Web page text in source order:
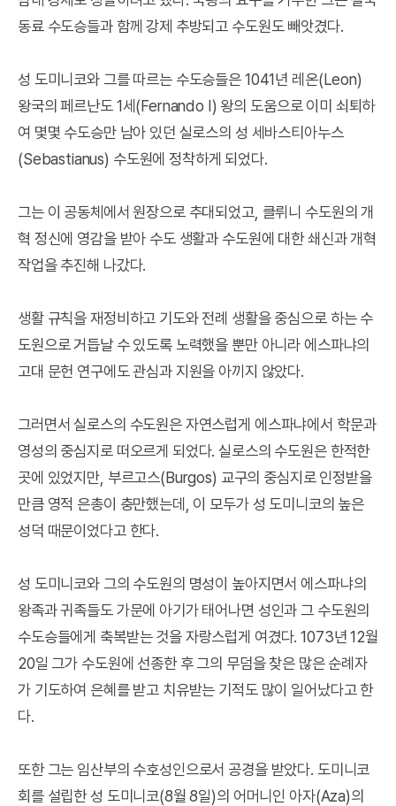
동료 수도승들과 함께 강제 추방되고 수도원도 빼앗겼다.
성 도미니코와 그를 따르는 수도승들은 1041년 레온(Leon)
왕국의 페르난도 1세(Fernando I) 왕의 도움으로 이미 쇠퇴하
여 몇몇 수도승만 남아 있던 실로스의 성 세바스티아누스
(Sebastianus) 수도원에 정착하게 되었다.
그는 이 공동체에서 원장으로 추대되었고, 클뤼니 수도원의 개
혁 정신에 영감을 받아 수도 생활과 수도원에 대한 쇄신과 개혁
작업을 추진해 나갔다.
생활 규칙을 재정비하고 기도와 전례 생활을 중심으로 하는 수
도원으로 거듭날 수 있도록 노력했을 뿐만 아니라 에스파냐의
고대 문헌 연구에도 관심과 지원을 아끼지 않았다.
그러면서 실로스의 수도원은 자연스럽게 에스파냐에서 학문과
영성의 중심지로 떠오르게 되었다. 실로스의 수도원은 한적한
곳에 있었지만, 부르고스(Burgos) 교구의 중심지로 인정받을
만큼 영적 은총이 충만했는데, 이 모두가 성 도미니코의 높은
성덕 때문이었다고 한다.
성 도미니코와 그의 수도원의 명성이 높아지면서 에스파냐의
왕족과 귀족들도 가문에 아기가 태어나면 성인과 그 수도원의
수도승들에게 축복받는 것을 자랑스럽게 여겼다. 1073년 12월
20일 그가 수도원에 선종한 후 그의 무덤을 찾은 많은 순례자
가 기도하여 은혜를 받고 치유받는 기적도 많이 일어났다고 한
다.
또한 그는 임산부의 수호성인으로서 공경을 받았다. 도미니코
회를 설립한 성 도미니코(8월 8일)의 어머니인 아자(Aza)의